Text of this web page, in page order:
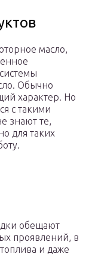
масло,
Обычно
характер. Но
с такими
знают те,
для таких
обещают
проявлений, в
и даже